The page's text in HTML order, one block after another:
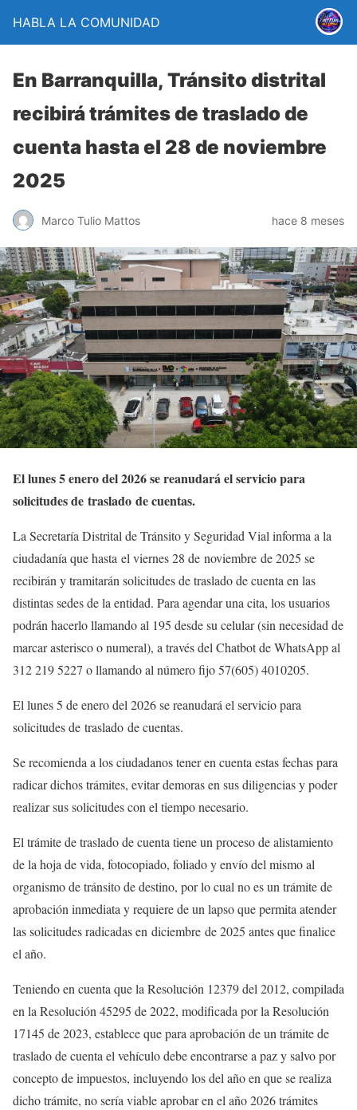
HABLA LA COMUNIDAD
En Barranquilla, Tránsito distrital
recibirá trámites de traslado de
cuenta hasta el 28 de noviembre
2025
Marco Tulio Mattos hace 8 meses
El lunes 5 enero del 2026 se reanudará el servicio para
solicitudes de traslado de cuentas.
La Secretaría Distrital de Tránsito y Seguridad Vial informa a la
ciudadanía que hasta el viernes 28 de noviembre de 2025 se
recibirán y tramitarán solicitudes de traslado de cuenta en las
distintas sedes de la entidad. Para agendar una cita, los usuarios
podrán hacerlo llamando al 195 desde su celular (sin necesidad de
marcar asterisco o numeral), a través del Chatbot de WhatsApp al
312 219 5227 o llamando al número fijo 57(605) 4010205.
El lunes 5 de enero del 2026 se reanudará el servicio para
solicitudes de traslado de cuentas.
Se recomienda a los ciudadanos tener en cuenta estas fechas para
radicar dichos trámites, evitar demoras en sus diligencias y poder
realizar sus solicitudes con el tiempo necesario.
El trámite de traslado de cuenta tiene un proceso de alistamiento
de la hoja de vida, fotocopiado, foliado y envío del mismo al
organismo de tránsito de destino, por lo cual no es un trámite de
aprobación inmediata y requiere de un lapso que permita atender
las solicitudes radicadas en diciembre de 2025 antes que finalice
el año.
Teniendo en cuenta que la Resolución 12379 del 2012, compilada
en la Resolución 45295 de 2022, modificada por la Resolución
17145 de 2023, establece que para aprobación de un trámite de
traslado de cuenta el vehículo debe encontrarse a paz y salvo por
concepto de impuestos, incluyendo los del año en que se realiza
dicho trámite, no sería viable aprobar en el año 2026 trámites